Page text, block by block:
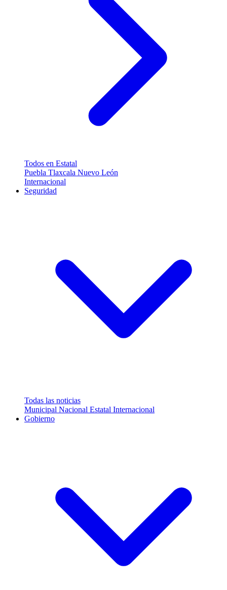
Todos en Estatal
Puebla Tlaxcala Nuevo León
Internacional
Seguridad
Todas las noticias
Municipal Nacional Estatal Internacional
Gobierno